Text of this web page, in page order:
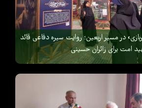
در مسیر اربعین؛ روایت سیره دفاعی قائد
امت برای زائران حسینی